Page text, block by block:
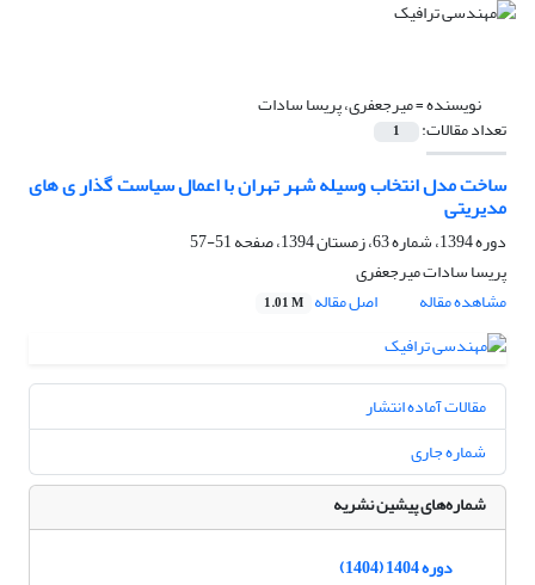
نویسنده =میرجعفری، پریسا سادات
تعداد مقالات: 1
ساخت مدل انتخاب وسیله شهر تهران با اعمال سیاست گذار ی های
مدیریتی
دوره 1394، شماره 63، زمستان 1394، صفحه
51-57
پریسا سادات میرجعفری
مشاهده مقاله
اصل مقاله 1.01 M
مقالات آماده انتشار
شماره جاری
شماره‌های پیشین نشریه
دوره 1404 (1404)